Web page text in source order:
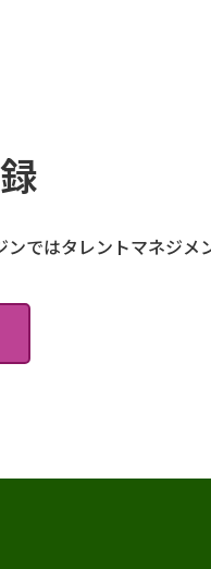
ではタレントマネジ